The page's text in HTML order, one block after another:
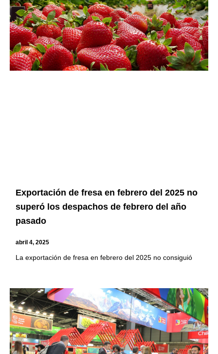
Exportación de fresa en febrero del 2025 no
superó los despachos de febrero del año
pasado
abril 4, 2025
La exportación de fresa en febrero del 2025 no consiguió